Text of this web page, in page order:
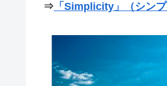
⇒ 「Simplicity」（シンプ